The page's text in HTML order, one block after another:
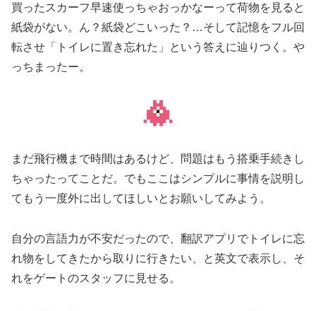
買ったスカーフ早速使っちゃおっかなーって荷物を見ると
紙袋がない。ん？紙袋どこいった？…そして記憶をフル回
転させ「トイレに置き忘れた」という答えに辿りつく。や
っちまったー。
まだ飛行機まで時間はあるけど、問題はもう搭乗手続きし
ちゃったってことだ。でもここはシンプルに事情を説明し
てもう一度外に出してほしいとお願いしてみよう。
自分の言語力が不安だったので、翻訳アプリでトイレに忘
れ物をしてきたから取りに行きたい、と英文で表示し、そ
れをゲートのスタッフに見せる。